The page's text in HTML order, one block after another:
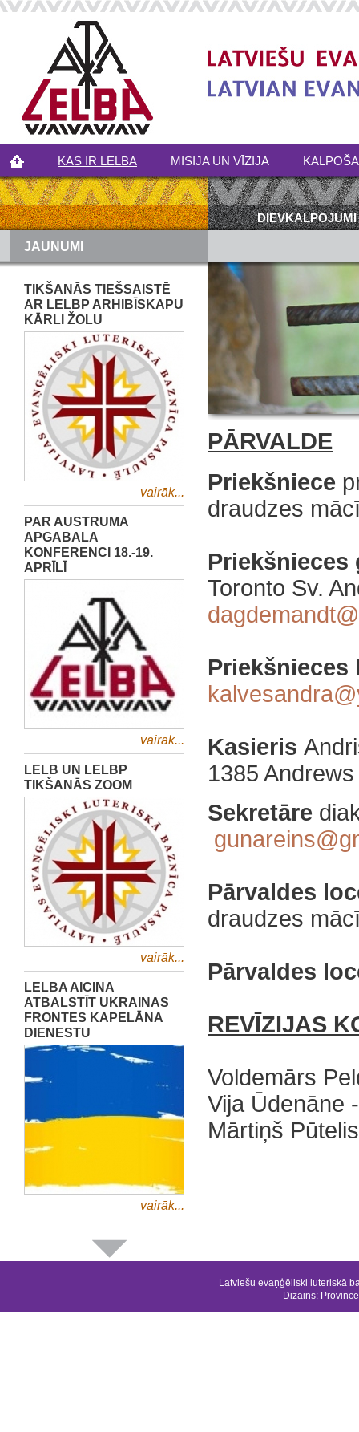
KAS IR LELBA MISIJA UN VĪZIJA
DIEVKALPOJUMI
JAUNUMI
TIKŠANĀS TIEŠSAISTĒ
AR LELBP ARHIBĪSKAPU
KĀRLI ŽOLU
vairāk...
PAR AUSTRUMA
APGABALA
KONFERENCI 18.-19.
APRĪLĪ
vairāk...
LELB UN LELBP
TIKŠANĀS ZOOM
vairāk...
LELBA AICINA
ATBALSTĪT UKRAINAS
FRONTES KAPELĀNA
DIENESTU
vairāk...
PĀRVALDE
Priekšniece
draudzes
Toronto Sv.
Kasieris
1385
Sekretāre
Pārvaldes
draudzes
Pārvaldes
REVĪZIJAS
Voldemārs
‌Vija Ūdenāne
Mārtiņš
Latviešu evaņģēliski luteriskā
Dizains: